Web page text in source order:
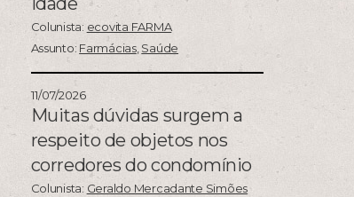
Colunista: ecovita FARMA
Assunto: Farmácias,Saúde
11/07/2026
Muitas dúvidas surgem a
respeito de objetos nos
corredores do condomínio
Colunista: Geraldo Mercadante Simões